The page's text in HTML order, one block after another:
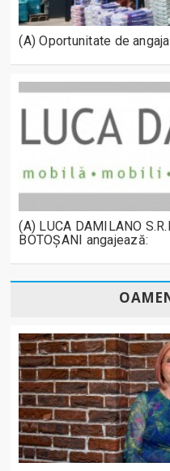
(A) Oportunitate de
(A) LUCA DAMILANO
BOTOȘANI angajează: